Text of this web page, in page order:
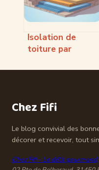
Isolation de
toiture par
complet pour
Chez Fifi
Le blog convivial des
décorer et recevoir, tout
Chez Fifi - Le délit gourmand